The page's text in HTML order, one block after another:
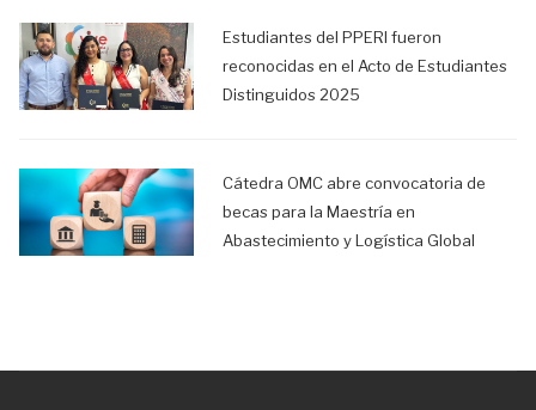
Estudiantes del PPERI fueron
reconocidas en el Acto de Estudiantes
Distinguidos 2025
Cátedra OMC abre convocatoria de
becas para la Maestría en
Abastecimiento y Logística Global